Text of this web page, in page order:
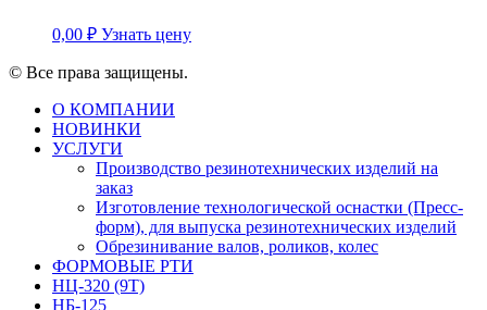
0,00 ₽ Узнать цену
© Все права защищены.
О КОМПАНИИ
НОВИНКИ
УСЛУГИ
Производство резинотехнических изделий на
заказ
Изготовление технологической оснастки (Пресс-
форм), для выпуска резинотехнических изделий
Обрезинивание валов, роликов, колес
ФОРМОВЫЕ РТИ
НЦ-320 (9Т)
НБ-125